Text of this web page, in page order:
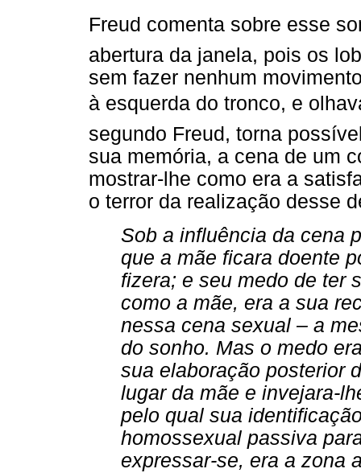
Freud comenta sobre esse
abertura da janela, pois os
sem fazer nenhum
à esquerda do tronco, e
segundo Freud, torna
sua memória, a cena de um
mostrar-lhe como era a
o terror da realização desse
Sob a influência da cena
que a mãe ficara doente
fizera; e seu medo de ter
como a mãe, era a sua
nessa cena sexual – a
do sonho. Mas o medo
sua elaboração posterior
lugar da mãe e invejara-
pelo qual sua
homossexual passiva
expressar-se, era a zona